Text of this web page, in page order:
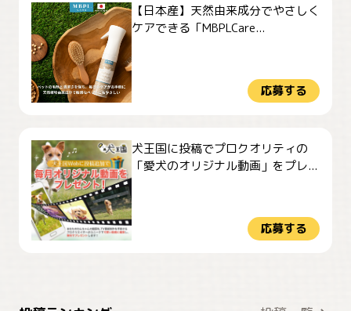
【日本産】天然由来成分でやさしく
ケアできる「MBPLCare...
応募する
犬王国に投稿でプロクオリティの
「愛犬のオリジナル動画」をプレ...
応募する